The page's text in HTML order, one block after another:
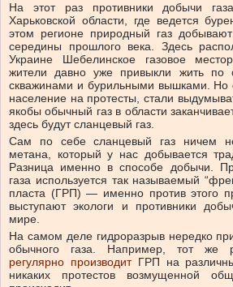
На этот раз противники добычи
Харьковской области, где ведется
этом регионе природный газ
середины прошлого века. Здесь
Украине Шебелинское газовое
жители давно уже привыкли жить по
скважинами и бурильными вышками. Но
население на протесты, стали
якобы обычный газ в области
здесь будут сланцевый газ.
Сам по себе сланцевый газ ничем
метана, который у нас добывается
Разница именно в способе добычи.
газа используется так называемый
пласта (ГРП) — именно против этого
выступают экологи и противники
мире.
На самом деле гидроразрыв нередко
обычного газа. Например, тот же
регулярно производитГРП на
никаких протестов возмущенной